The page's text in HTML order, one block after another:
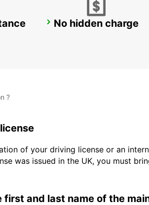
No hidden charge
?
of your driving license or an
was issued in the UK, you must
first and last name of the